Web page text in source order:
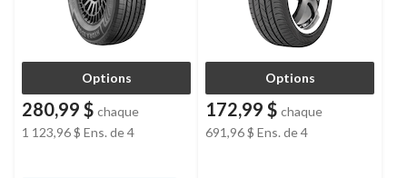
Options
280,99 $ chaque
1 123,96 $ Ens. de 4
Options
172,99 $ chaque
691,96 $ Ens. de 4